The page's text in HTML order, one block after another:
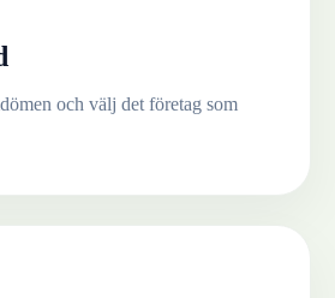
och välj det företag som